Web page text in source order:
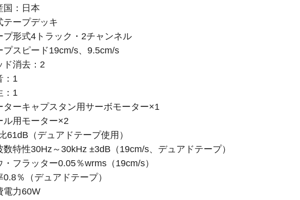
国：日本
テープデッキ
プ形式4トラック・2チャンネル
プスピード19cm/s、9.5cm/s
ド消去：2
：1
：1
ターキャプスタン用サーボモーター×1
ル用モーター×2
61dB（デュアドテープ使用）
数特性30Hz～30kHz ±3dB（19cm/s、デュアドテープ）
・フラッター0.05％wrms（19cm/s）
0.8％（デュアドテープ）
電力60W